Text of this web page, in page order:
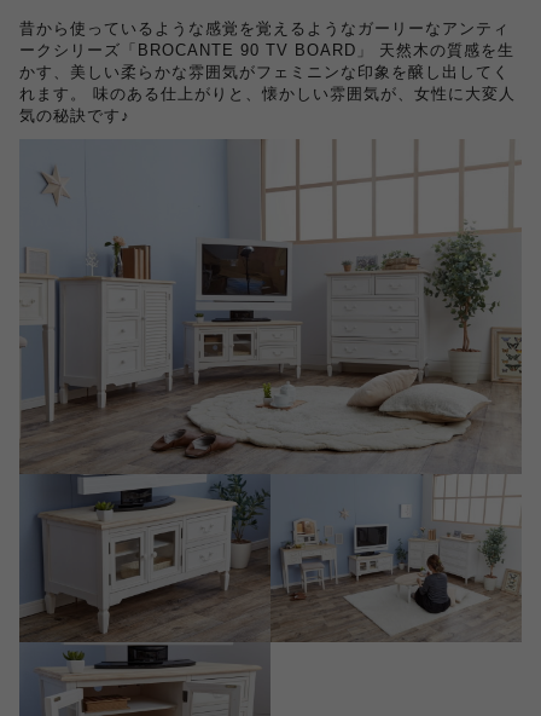
昔から使っているような感覚を覚えるようなガーリーなアンティ
ークシリーズ「BROCANTE 90 TV BOARD」 天然木の質感を生
かす、美しい柔らかな雰囲気がフェミニンな印象を醸し出してく
れます。 味のある仕上がりと、懐かしい雰囲気が、女性に大変人
気の秘訣です♪